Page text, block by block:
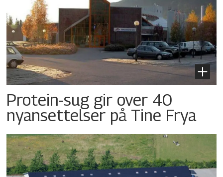
Protein-sug gir over 40
nyansettelser på Tine Frya